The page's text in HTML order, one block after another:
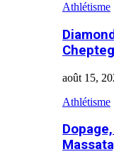
Athlétisme
août 15,
Athlétisme